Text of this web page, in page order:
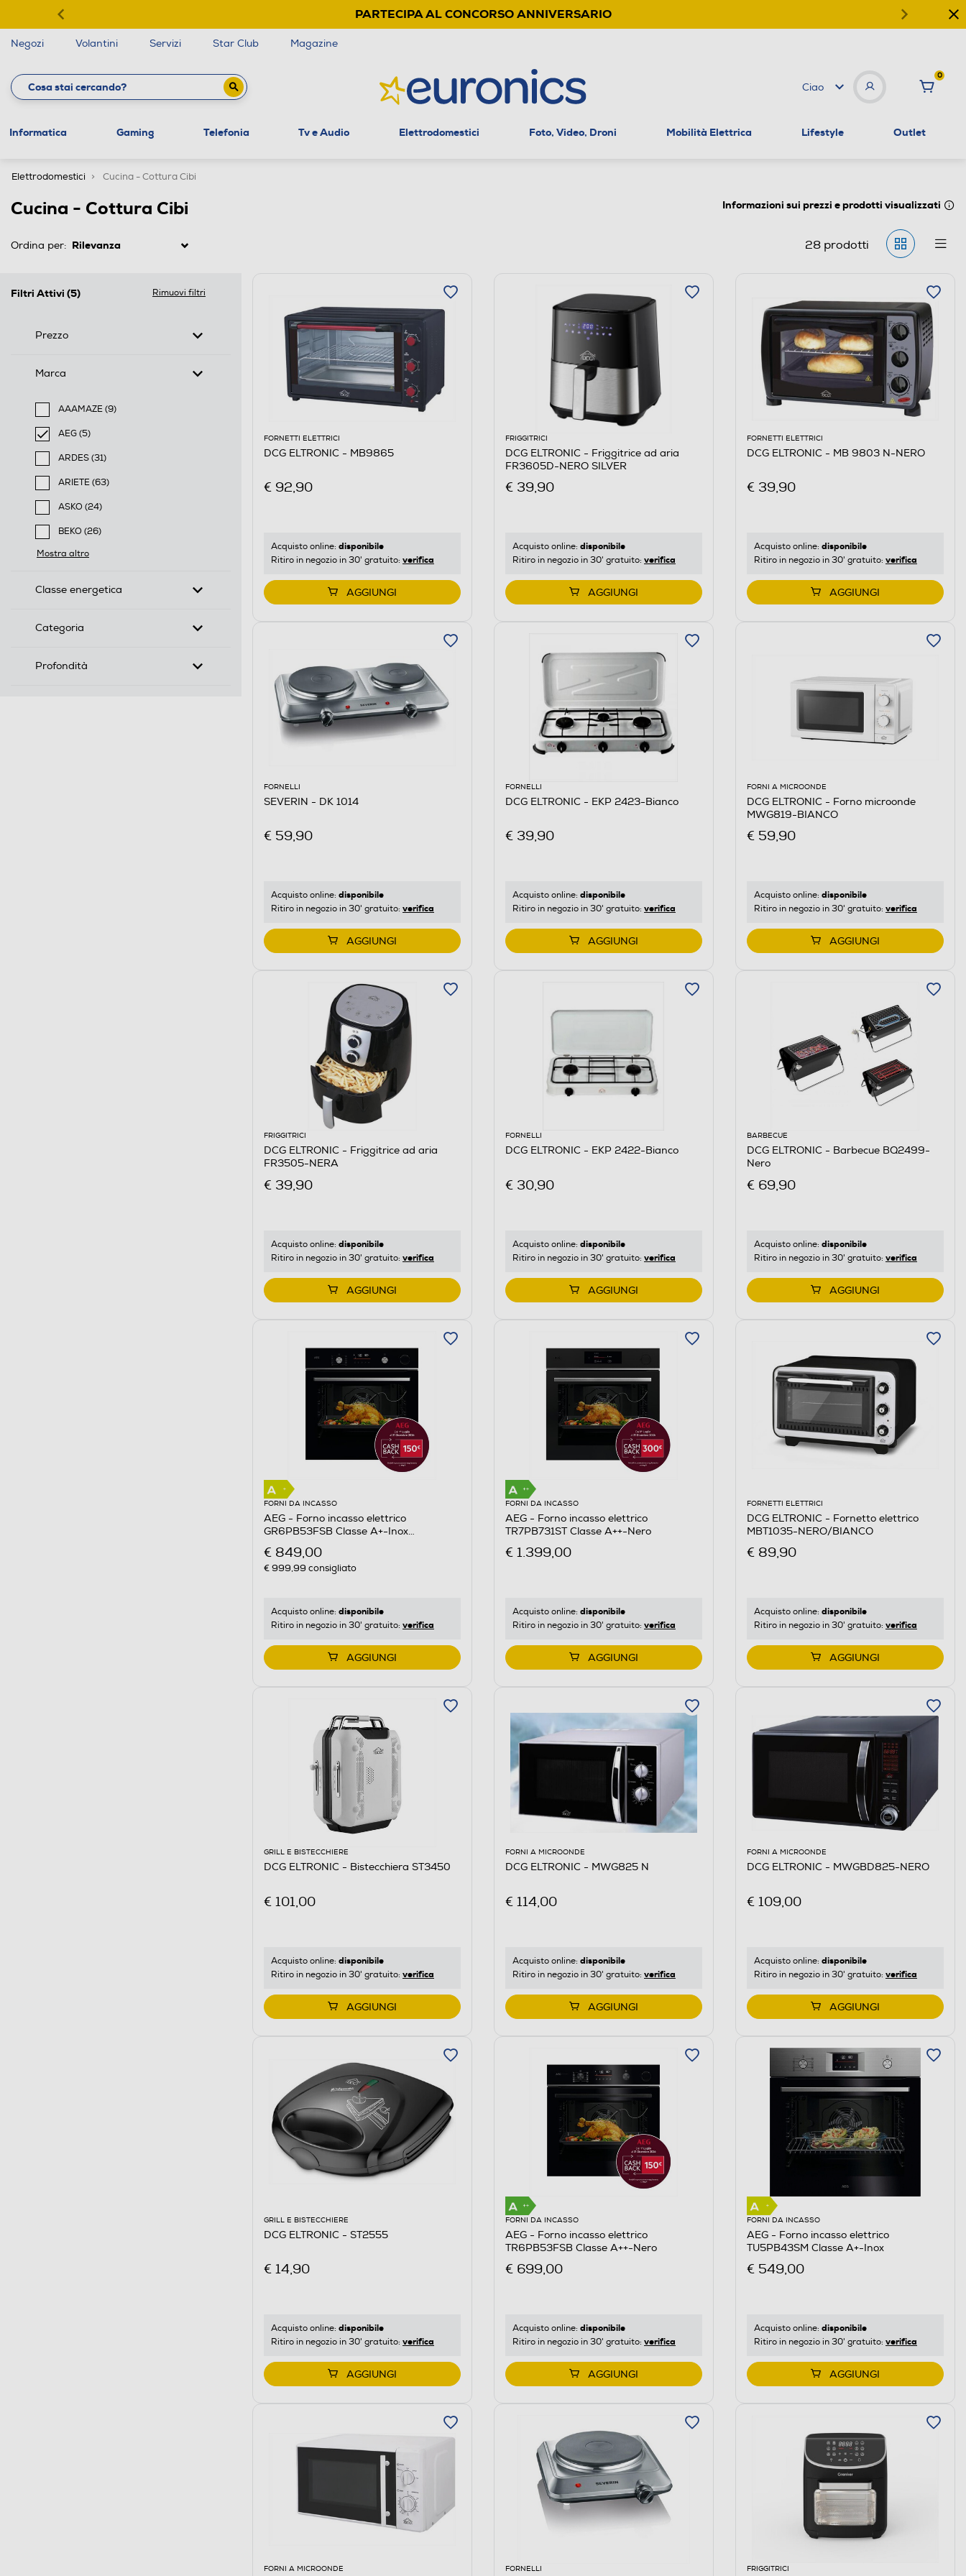
PARTECIPA AL CONCORSO ANNIVERSARIO
Negozi Volantini Servizi Star Club Magazine
Ciao
0
Informatica Gaming Telefonia Tv e Audio Elettrodomestici Foto, Video, Droni Mobilità Elettrica Lifestyle Outlet
Elettrodomestici Cucina - Cottura Cibi
Cucina - Cottura Cibi Informazioni sui prezzi e prodotti visualizzati
Ordina per: 28prodotti
Filtri Attivi (5) Rimuovi filtri
Prezzo
Marca
AAAMAZE (9)
Filtra per Marca: AAAMAZE
AEG (5)
selected Filtro applicato per Marca: AEG
ARDES (31)
Filtra per Marca: ARDES
ARIETE (63)
Filtra per Marca: ARIETE
ASKO (24)
Filtra per Marca: ASKO
BEKO (26)
Filtra per Marca: BEKO
Mostra altro
Classe energetica
Categoria
Profondità
FORNETTI ELETTRICI
DCG ELTRONIC - MB9865
€ 92,90
Acquisto online: disponibile
Ritiro in negozio in 30' gratuito: verifica
AGGIUNGI
FRIGGITRICI
DCG ELTRONIC - Friggitrice ad aria
FR3605D-NERO SILVER
€ 39,90
Acquisto online: disponibile
Ritiro in negozio in 30' gratuito: verifica
AGGIUNGI
FORNETTI ELETTRICI
DCG ELTRONIC - MB 9803 N-NERO
€ 39,90
Acquisto online: disponibile
Ritiro in negozio in 30' gratuito: verifica
AGGIUNGI
FORNELLI
SEVERIN - DK 1014
€ 59,90
Acquisto online: disponibile
Ritiro in negozio in 30' gratuito: verifica
AGGIUNGI
FORNELLI
DCG ELTRONIC - EKP 2423-Bianco
€ 39,90
Acquisto online: disponibile
Ritiro in negozio in 30' gratuito: verifica
AGGIUNGI
FORNI A MICROONDE
DCG ELTRONIC - Forno microonde
MWG819-BIANCO
€ 59,90
Acquisto online: disponibile
Ritiro in negozio in 30' gratuito: verifica
AGGIUNGI
FRIGGITRICI
DCG ELTRONIC - Friggitrice ad aria
FR3505-NERA
€ 39,90
Acquisto online: disponibile
Ritiro in negozio in 30' gratuito: verifica
AGGIUNGI
FORNELLI
DCG ELTRONIC - EKP 2422-Bianco
€ 30,90
Acquisto online: disponibile
Ritiro in negozio in 30' gratuito: verifica
AGGIUNGI
BARBECUE
DCG ELTRONIC - Barbecue BQ2499-
Nero
€ 69,90
Acquisto online: disponibile
Ritiro in negozio in 30' gratuito: verifica
AGGIUNGI
FORNI DA INCASSO
AEG - Forno incasso elettrico
GR6PB53FSB Classe A+-Inox
€ 849,00
€ 999,99 consigliato
Acquisto online: disponibile
Ritiro in negozio in 30' gratuito: verifica
AGGIUNGI
FORNI DA INCASSO
AEG - Forno incasso elettrico
TR7PB731ST Classe A++-Nero
€ 1.399,00
Acquisto online: disponibile
Ritiro in negozio in 30' gratuito: verifica
AGGIUNGI
FORNETTI ELETTRICI
DCG ELTRONIC - Fornetto elettrico
MBT1035-NERO/BIANCO
€ 89,90
Acquisto online: disponibile
Ritiro in negozio in 30' gratuito: verifica
AGGIUNGI
GRILL E BISTECCHIERE
DCG ELTRONIC - Bistecchiera ST3450
€ 101,00
Acquisto online: disponibile
Ritiro in negozio in 30' gratuito: verifica
AGGIUNGI
FORNI A MICROONDE
DCG ELTRONIC - MWG825 N
€ 114,00
Acquisto online: disponibile
Ritiro in negozio in 30' gratuito: verifica
AGGIUNGI
FORNI A MICROONDE
DCG ELTRONIC - MWGBD825-NERO
€ 109,00
Acquisto online: disponibile
Ritiro in negozio in 30' gratuito: verifica
AGGIUNGI
GRILL E BISTECCHIERE
DCG ELTRONIC - ST2555
€ 14,90
Acquisto online: disponibile
Ritiro in negozio in 30' gratuito: verifica
AGGIUNGI
FORNI DA INCASSO
AEG - Forno incasso elettrico
TR6PB53FSB Classe A++-Nero
€ 699,00
Acquisto online: disponibile
Ritiro in negozio in 30' gratuito: verifica
AGGIUNGI
FORNI DA INCASSO
AEG - Forno incasso elettrico
TU5PB43SM Classe A+-Inox
€ 549,00
Acquisto online: disponibile
Ritiro in negozio in 30' gratuito: verifica
AGGIUNGI
FORNI A MICROONDE FORNELLI FRIGGITRICI